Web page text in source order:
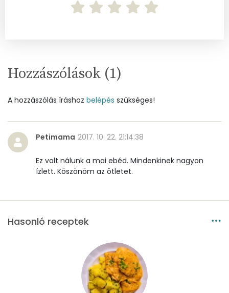
Vas
Magnézium
Foszfor
503 mg
Réz
Szénhidrát
Hozzászólások (1)
A hozzászólás íráshoz belépés szükséges!
Petimama 2017. 10. 22. 21:14:38
Ez volt nálunk a mai ebéd. Mindenkinek nagyon
ízlett. Köszönöm az ötletet.
Hasonló receptek